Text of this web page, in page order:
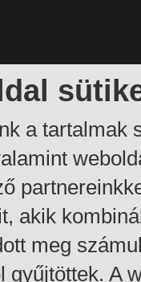
a tartalmak
akik
meg
gyűjtöttek. A